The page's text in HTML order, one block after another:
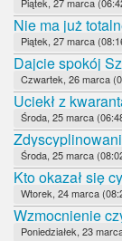
Nie ma już
Piątek, 27 marca
Dajcie spokój
Czwartek, 26 marca
Uciekł z
Środa, 25 marca
Środa, 25 marca
Kto okazał się
Wtorek, 24 marca
Wzmocnienie
Poniedziałek, 23